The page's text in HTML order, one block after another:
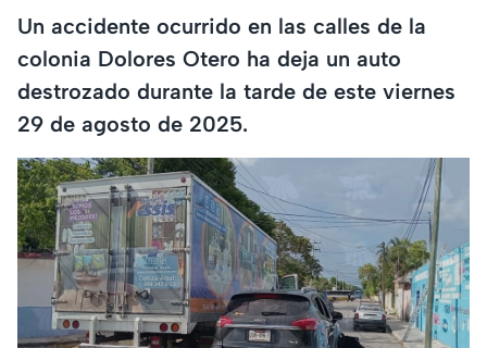
Un accidente ocurrido en las calles de la
colonia Dolores Otero ha deja un auto
destrozado durante la tarde de este viernes
29 de agosto de 2025.